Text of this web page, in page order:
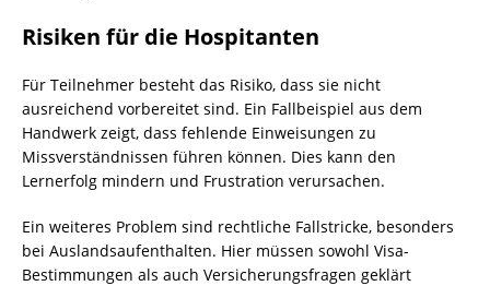
Risiken für die Hospitanten
Für Teilnehmer besteht das Risiko, dass sie nicht
ausreichend vorbereitet sind. Ein Fallbeispiel aus dem
Handwerk zeigt, dass fehlende Einweisungen zu
Missverständnissen führen können. Dies kann den
Lernerfolg mindern und Frustration verursachen.
Ein weiteres Problem sind rechtliche Fallstricke, besonders
bei Auslandsaufenthalten. Hier müssen sowohl Visa-
Bestimmungen als auch Versicherungsfragen geklärt